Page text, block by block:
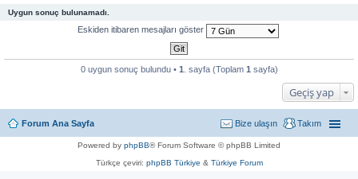
Uygun sonuç bulunamadı.
Eskiden itibaren mesajları göster
0 uygun sonuç bulundu • 1 . sayfa (Toplam 1 sayfa)
Geçiş yap
Forum Ana Sayfa Takım
Bize ulaşın
Powered by phpBB® Forum Software © phpBB Limited
Türkçe çeviri: phpBB Türkiye & Türkiye Forum